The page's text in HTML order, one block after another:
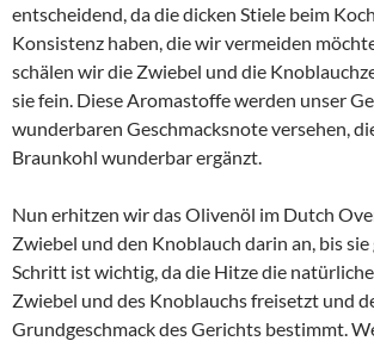
entscheidend, da die dicken Stiele beim
Konsistenz haben, die wir vermeiden
schälen wir die Zwiebel und die
sie fein. Diese Aromastoffe werden unser
wunderbaren Geschmacksnote versehen,
Braunkohl wunderbar ergänzt.
Nun erhitzen wir das Olivenöl im Dutch
Zwiebel und den Knoblauch darin an, bis sie
Schritt ist wichtig, da die Hitze die
Zwiebel und des Knoblauchs freisetzt und
Grundgeschmack des Gerichts bestimmt.